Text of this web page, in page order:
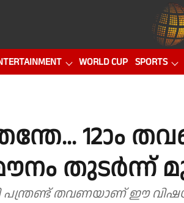
WORLD CUP SPORTS
12ാം
തുടർന്ന്
പന്ത്രണ്ട് തവണയാണ് ഈ